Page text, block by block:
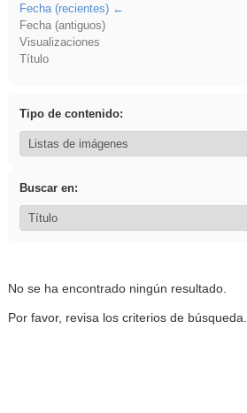
Fecha (recientes)
Fecha (antiguos)
Visualizaciones
Título
Tipo de contenido:
Buscar en:
No se ha encontrado ningún resultado.
Por favor, revisa los criterios de búsqueda.